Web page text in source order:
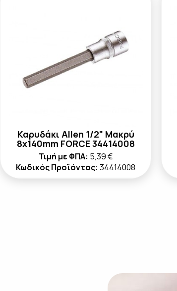
Καρυδάκι Allen 1/2" Μακρύ
8x140mm FORCE 34414008
Τιμή με ΦΠΑ: 5,39 €
Κωδικός Προϊόντος: 34414008